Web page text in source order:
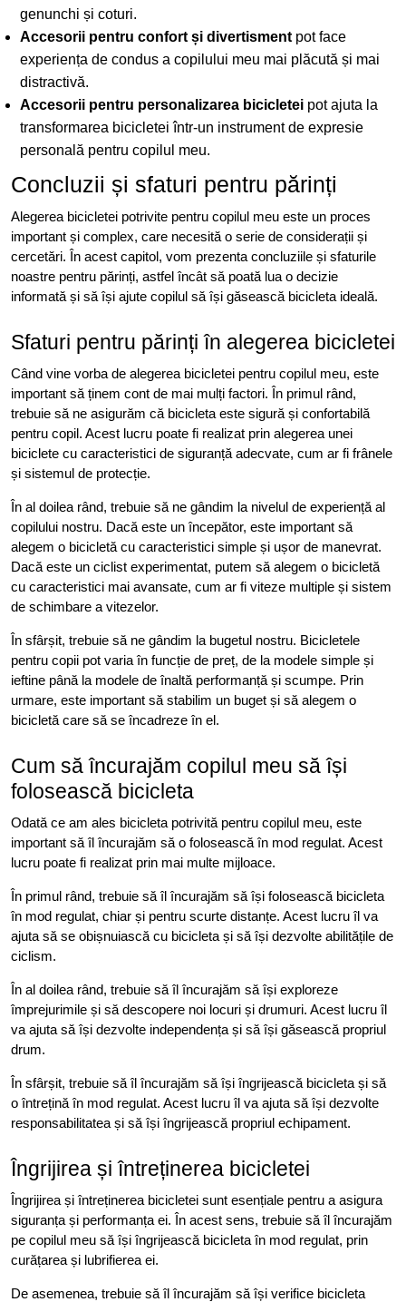
genunchi și coturi.
Accesorii pentru confort și divertisment pot face
experiența de condus a copilului meu mai plăcută și mai
distractivă.
Accesorii pentru personalizarea bicicletei pot ajuta la
transformarea bicicletei într-un instrument de expresie
personală pentru copilul meu.
Concluzii și sfaturi pentru părinți
Alegerea bicicletei potrivite pentru copilul meu este un proces
important și complex, care necesită o serie de considerații și
cercetări. În acest capitol, vom prezenta concluziile și sfaturile
noastre pentru părinți, astfel încât să poată lua o decizie
informată și să își ajute copilul să își găsească bicicleta ideală.
Sfaturi pentru părinți în alegerea bicicletei
Când vine vorba de alegerea bicicletei pentru copilul meu, este
important să ținem cont de mai mulți factori. În primul rând,
trebuie să ne asigurăm că bicicleta este sigură și confortabilă
pentru copil. Acest lucru poate fi realizat prin alegerea unei
biciclete cu caracteristici de siguranță adecvate, cum ar fi frânele
și sistemul de protecție.
În al doilea rând, trebuie să ne gândim la nivelul de experiență al
copilului nostru. Dacă este un începător, este important să
alegem o bicicletă cu caracteristici simple și ușor de manevrat.
Dacă este un ciclist experimentat, putem să alegem o bicicletă
cu caracteristici mai avansate, cum ar fi viteze multiple și sistem
de schimbare a vitezelor.
În sfârșit, trebuie să ne gândim la bugetul nostru. Bicicletele
pentru copii pot varia în funcție de preț, de la modele simple și
ieftine până la modele de înaltă performanță și scumpe. Prin
urmare, este important să stabilim un buget și să alegem o
bicicletă care să se încadreze în el.
Cum să încurajăm copilul meu să își
folosească bicicleta
Odată ce am ales bicicleta potrivită pentru copilul meu, este
important să îl încurajăm să o folosească în mod regulat. Acest
lucru poate fi realizat prin mai multe mijloace.
În primul rând, trebuie să îl încurajăm să își folosească bicicleta
în mod regulat, chiar și pentru scurte distanțe. Acest lucru îl va
ajuta să se obișnuiască cu bicicleta și să își dezvolte abilitățile de
ciclism.
În al doilea rând, trebuie să îl încurajăm să își exploreze
împrejurimile și să descopere noi locuri și drumuri. Acest lucru îl
va ajuta să își dezvolte independența și să își găsească propriul
drum.
În sfârșit, trebuie să îl încurajăm să își îngrijească bicicleta și să
o întrețină în mod regulat. Acest lucru îl va ajuta să își dezvolte
responsabilitatea și să își îngrijească propriul echipament.
Îngrijirea și întreținerea bicicletei
Îngrijirea și întreținerea bicicletei sunt esențiale pentru a asigura
siguranța și performanța ei. În acest sens, trebuie să îl încurajăm
pe copilul meu să își îngrijească bicicleta în mod regulat, prin
curățarea și lubrifierea ei.
De asemenea, trebuie să îl încurajăm să își verifice bicicleta